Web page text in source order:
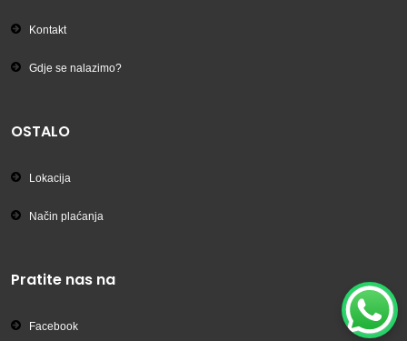
Kontakt
Gdje se nalazimo?
OSTALO
Lokacija
Način plaćanja
Pratite nas na
Facebook